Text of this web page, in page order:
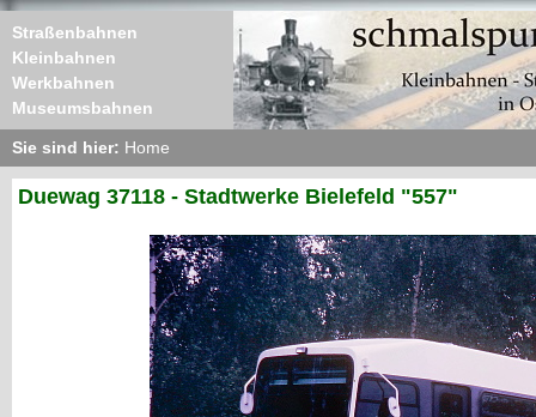
Straßenbahnen
Kleinbahnen
Werkbahnen
Museumsbahnen
Sie sind hier: Home
Duewag 37118 - Stadtwerke Bielefeld "557"